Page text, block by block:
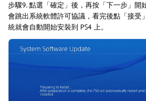
步驟9. 點選「確定」後，再按「下一步」開
會跳出系統軟體許可協議，看完後點「接受
統就會自動開始安裝到 PS4 上。